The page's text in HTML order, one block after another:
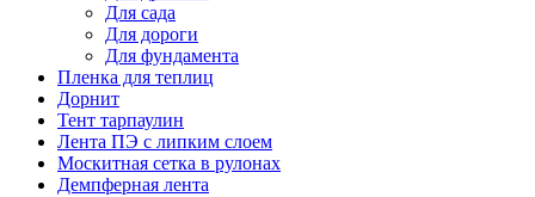
Для сада
Для дороги
Для фундамента
Пленка для теплиц
Дорнит
Тент тарпаулин
Лента ПЭ с липким слоем
Москитная сетка в рулонах
Демпферная лента